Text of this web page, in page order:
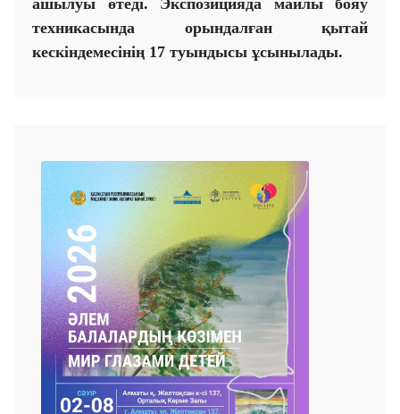
техникасында орындалған қытай
кескіндемесінің 17 туындысы ұсынылады.